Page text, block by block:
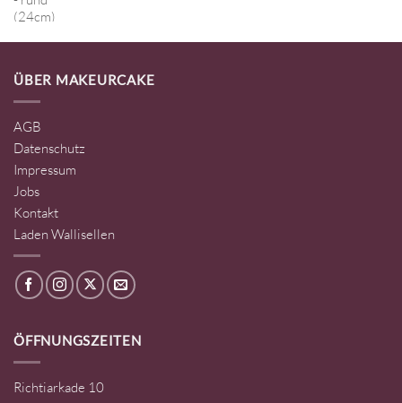
ÜBER MAKEURCAKE
AGB
Datenschutz
Impressum
Jobs
Kontakt
Laden Wallisellen
ÖFFNUNGSZEITEN
Richtiarkade 10